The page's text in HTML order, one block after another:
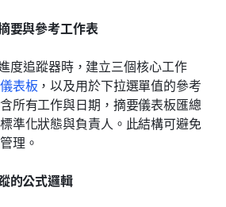
要與參考工作表
度追蹤器時，建立三個核心工作
表板 ，以及用於下拉選單值的參考
所有工作與日期，摘要儀表板匯總
準化狀態與負責人。此結構可避免
理。
的公式邏輯